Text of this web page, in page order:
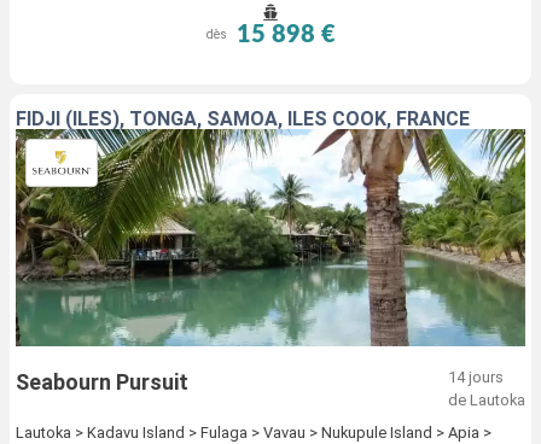
dès 15 898 €
FIDJI (ÎLES), TONGA, SAMOA, ÎLES COOK, FRANCE
Seabourn Pursuit
14 jours
de Lautoka
Lautoka > Kadavu Island > Fulaga > Vavau > Nukupule Island > Apia >